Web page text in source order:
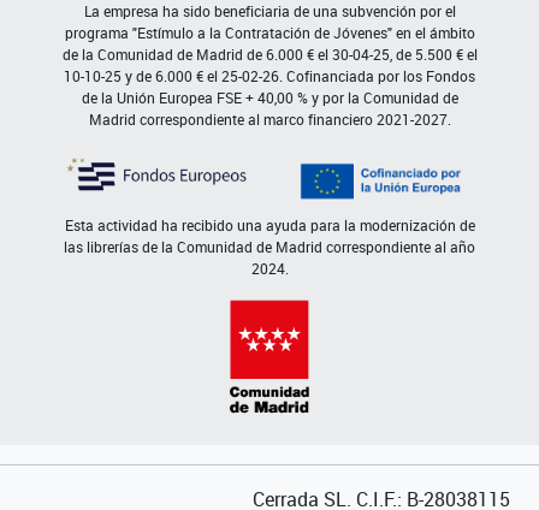
La empresa ha sido beneficiaria de una subvención por el
programa "Estímulo a la Contratación de Jóvenes" en el ámbito
de la Comunidad de Madrid de 6.000 € el 30-04-25, de 5.500 € el
10-10-25 y de 6.000 € el 25-02-26. Cofinanciada por los Fondos
de la Unión Europea FSE + 40,00 % y por la Comunidad de
Madrid correspondiente al marco financiero 2021-2027.
Esta actividad ha recibido una ayuda para la modernización de
las librerías de la Comunidad de Madrid correspondiente al año
2024.
Cerrada SL. C.I.F.: B-28038115